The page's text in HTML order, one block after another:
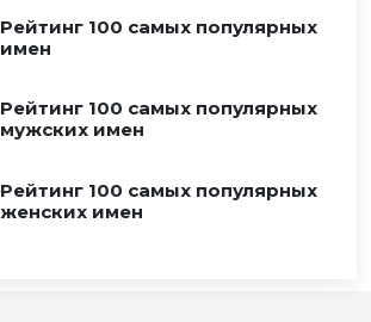
Рейтинг 100 самых популярных
имен
Рейтинг 100 самых популярных
мужских имен
Рейтинг 100 самых популярных
женских имен